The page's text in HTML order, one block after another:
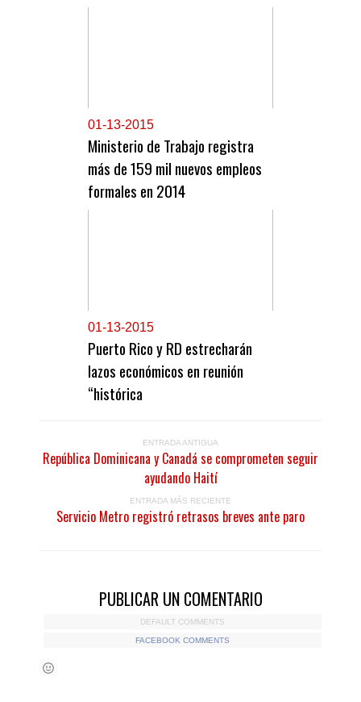
01-13-2015
Ministerio de Trabajo registra
más de 159 mil nuevos empleos
formales en 2014
01-13-2015
Puerto Rico y RD estrecharán
lazos económicos en reunión
“histórica
ENTRADA ANTIGUA
República Dominicana y Canadá se comprometen seguir
ayudando Haití
ENTRADA MÁS RECIENTE
Servicio Metro registró retrasos breves ante paro
PUBLICAR UN COMENTARIO
DEFAULT COMMENTS
FACEBOOK COMMENTS